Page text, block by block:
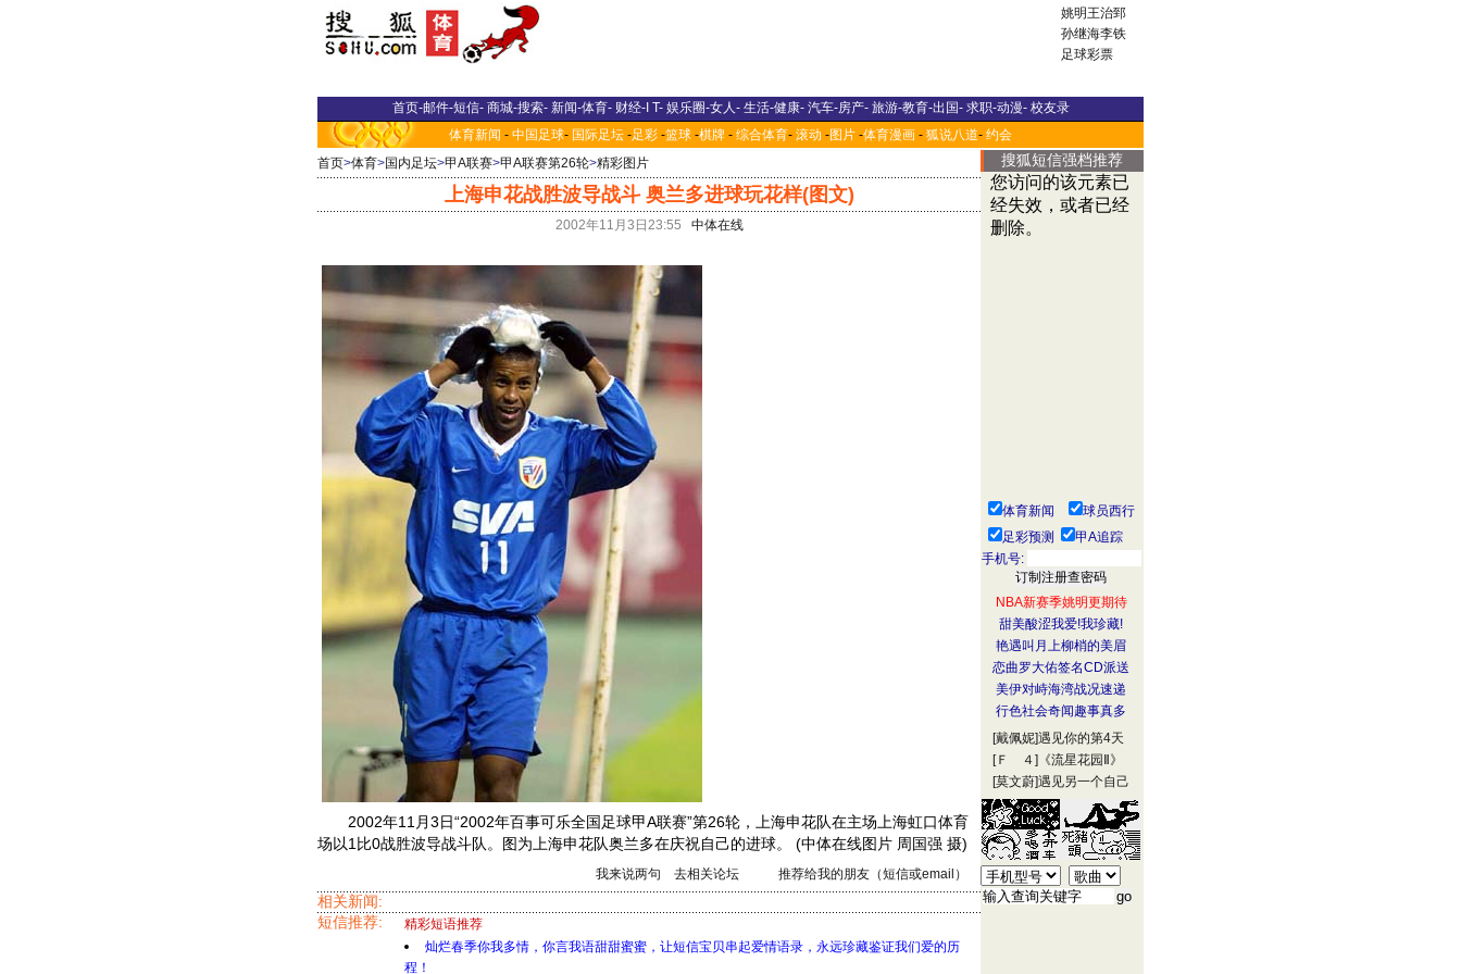
姚明王治郅
孙继海李铁
足球彩票
首页-邮件-短信- 商城-搜索- 新闻-体育- 财经-I T- 娱乐圈-女人- 生活-健康- 汽车-房产- 旅游-教育-出国- 求职-动漫- 校友录
体育新闻 - 中国足球- 国际足坛 -足彩 -篮球 -棋牌 - 综合体育- 滚动 -图片 -体育漫画 - 狐说八道- 约会
首页>体育>国内足坛>甲A联赛>甲A联赛第26轮>精彩图片
上海申花战胜波导战斗 奥兰多进球玩花样(图文)
2002年11月3日23:55 中体在线
2002年11月3日“2002年百事可乐全国足球甲A联赛”第26轮，上海申花队在主场上海虹口体育
场以1比0战胜波导战斗队。图为上海申花队奥兰多在庆祝自己的进球。 (中体在线图片 周国强 摄)
我来说两句 去相关论坛 推荐给我的朋友（短信或email）
相关新闻:
短信推荐:
精彩短语推荐
灿烂春季你我多情，你言我语甜甜蜜蜜，让短信宝贝串起爱情语录，永远珍藏鉴证我们爱的历
程！
搜狐短信强档推荐
体育新闻
球员西行
足彩预测
甲A追踪
手机号:
NBA新赛季姚明更期待
甜美酸涩我爱!我珍藏!
艳遇叫月上柳梢的美眉
恋曲罗大佑签名CD派送
美伊对峙海湾战况速递
行色社会奇闻趣事真多
[戴佩妮]遇见你的第4天
[Ｆ ４] 《流星花园Ⅱ》
[莫文蔚]遇见另一个自己